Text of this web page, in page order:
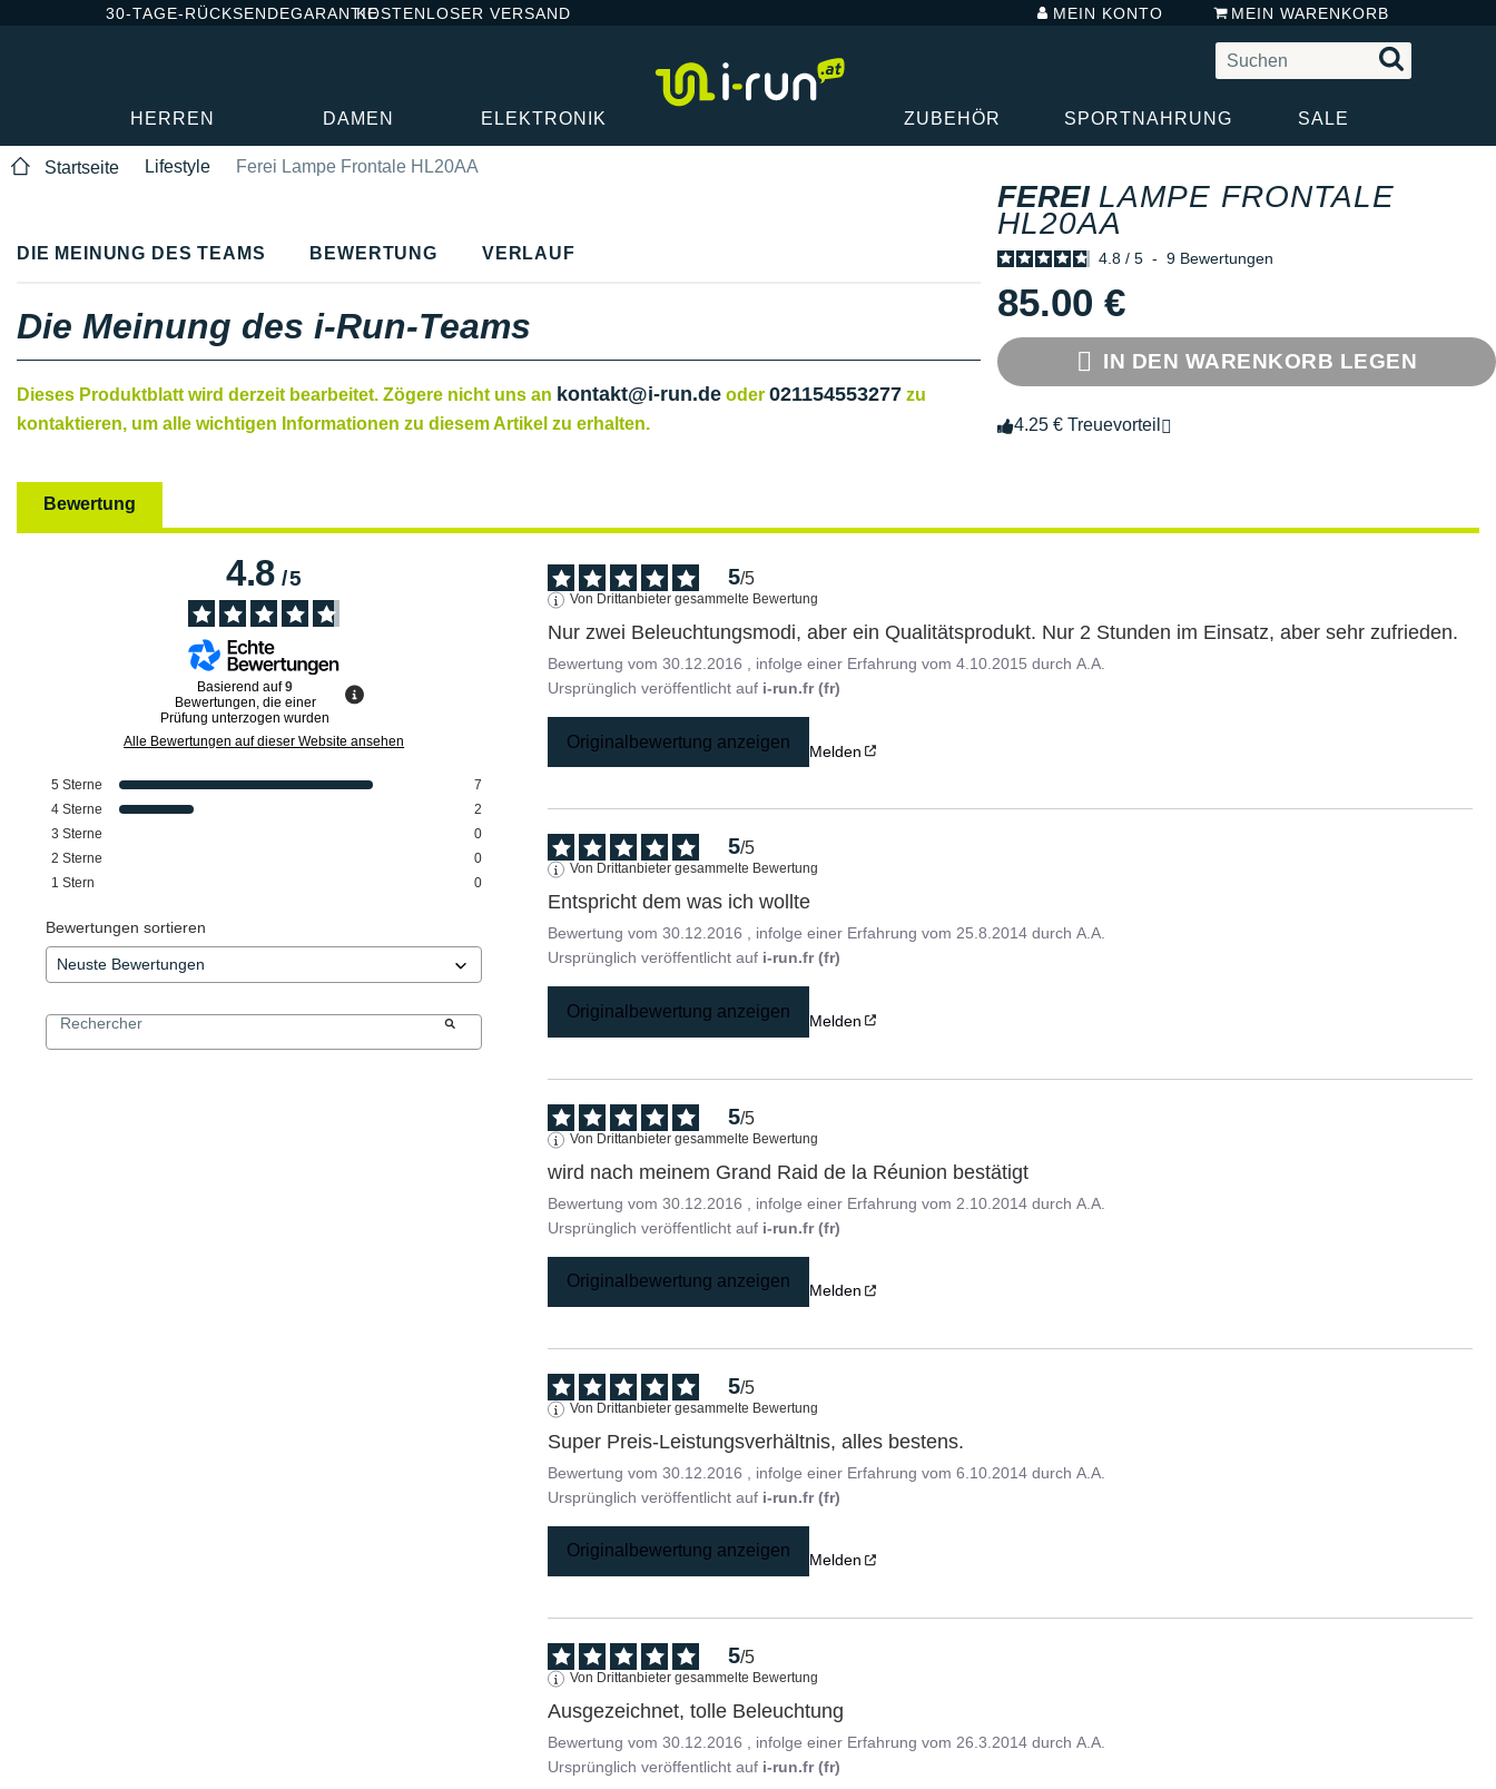
30-TAGE-RÜCKSENDEGARANTIEKOSTENLOSER VERSAND MEIN KONTO MEIN WARENKORB
HERREN DAMEN ELEKTRONIK ZUBEHÖR SPORTNAHRUNG SALE
Startseite Lifestyle Ferei Lampe Frontale HL20AA
FEREI LAMPE FRONTALE
HL20AA
4.8 / 5 - 9 Bewertungen
85.00 €
IN DEN WARENKORB LEGEN
4.25 € Treuevorteil
DIE MEINUNG DES TEAMS BEWERTUNG VERLAUF
Die Meinung des i-Run-Teams
Dieses Produktblatt wird derzeit bearbeitet. Zögere nicht uns an kontakt@i-run.de oder 021154553277 zu
kontaktieren, um alle wichtigen Informationen zu diesem Artikel zu erhalten.
Bewertung
4.8/5
Basierend auf9
Bewertungen, die einer
Prüfung unterzogen wurden
Alle Bewertungen auf dieser Website ansehen
5 Sterne
7
4 Sterne
2
3 Sterne
0
2 Sterne
0
1 Stern 0
Bewertungen sortieren
5/5
Von Drittanbieter gesammelte Bewertung
Nur zwei Beleuchtungsmodi, aber ein Qualitätsprodukt. Nur 2 Stunden im Einsatz, aber sehr zufrieden.
Bewertung vom30.12.2016 , infolge einer Erfahrung vom4.10.2015 durchA.A.
Ursprünglich veröffentlicht auf i-run.fr (fr)
Originalbewertung anzeigen Melden
5/5
Von Drittanbieter gesammelte Bewertung
Entspricht dem was ich wollte
Bewertung vom30.12.2016 , infolge einer Erfahrung vom25.8.2014 durchA.A.
Ursprünglich veröffentlicht auf i-run.fr (fr)
Originalbewertung anzeigen Melden
5/5
Von Drittanbieter gesammelte Bewertung
wird nach meinem Grand Raid de la Réunion bestätigt
Bewertung vom30.12.2016 , infolge einer Erfahrung vom 2.10.2014 durchA.A.
Ursprünglich veröffentlicht auf i-run.fr (fr)
Originalbewertung anzeigen Melden
5/5
Von Drittanbieter gesammelte Bewertung
Super Preis-Leistungsverhältnis, alles bestens.
Bewertung vom30.12.2016 , infolge einer Erfahrung vom6.10.2014 durchA.A.
Ursprünglich veröffentlicht auf i-run.fr (fr)
Originalbewertung anzeigen Melden
5/5
Von Drittanbieter gesammelte Bewertung
Ausgezeichnet, tolle Beleuchtung
Bewertung vom30.12.2016 , infolge einer Erfahrung vom 26.3.2014 durchA.A.
Ursprünglich veröffentlicht auf i-run.fr (fr)